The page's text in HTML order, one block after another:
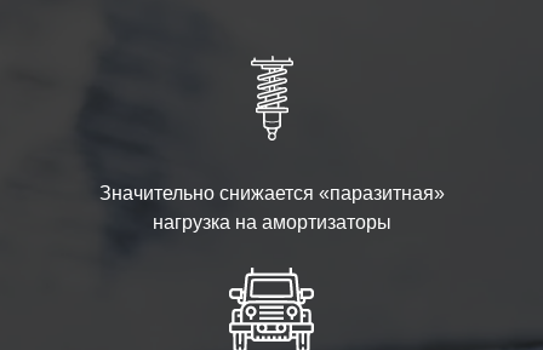
Значительно снижается «паразитная»
нагрузка на амортизаторы